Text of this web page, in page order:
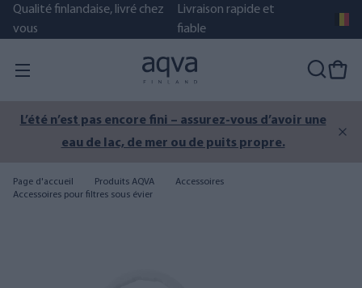
Qualité finlandaise, livré chez
vous
Livraison rapide et
fiable
L’été n’est pas encore fini – assurez-vous d’avoir une
eau de lac, de mer ou de puits propre.
Page d'accueil Produits AQVA
Accessoires
Accessoires pour filtres sous évier